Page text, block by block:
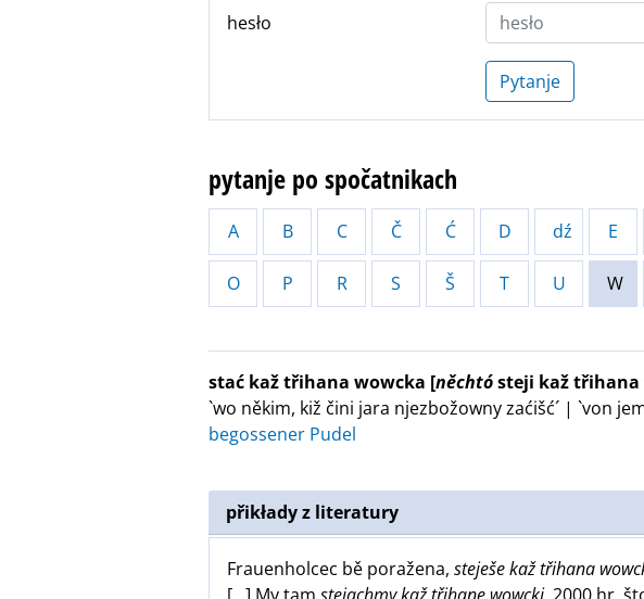
hesło
Pytanje
pytanje po spočatnikach
A B C Č Ć D dź E
O P R S Š T U W
stać kaž třihana wowcka [něchtósteji kaž třihana
`wo někim, kiž čini jara njezbožowny zaćišć´ | `von
begossener Pudel
přikłady z literatury
Frauenholcec bě poražena, steješe kaž třihana